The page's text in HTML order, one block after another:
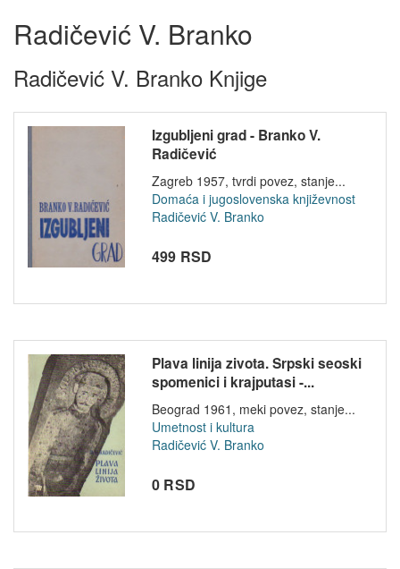
Radičević V. Branko
Radičević V. Branko Knjige
Izgubljeni grad - Branko V.
Radičević
Zagreb 1957, tvrdi povez, stanje...
Domaća i jugoslovenska književnost
Radičević V. Branko
499 RSD
Plava linija zivota. Srpski seoski
spomenici i krajputasi -...
Beograd 1961, meki povez, stanje...
Umetnost i kultura
Radičević V. Branko
0 RSD